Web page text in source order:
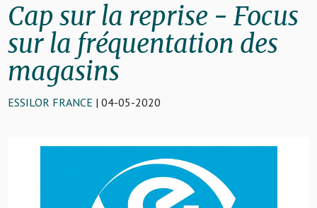
Cap sur la reprise - Focus
sur la fréquentation des
magasins
ESSILOR FRANCE | 04-05-2020